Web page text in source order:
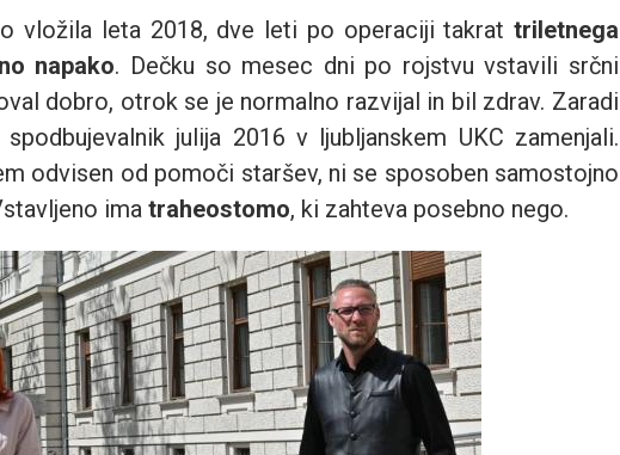
vložila leta 2018, dve leti po operaciji takrat triletnega
napako. Dečku so mesec dni po rojstvu vstavili srčni
dobro, otrok se je normalno razvijal in bil zdrav. Zaradi
julija 2016 v ljubljanskem UKC zamenjali.
odvisen od pomoči staršev, ni se sposoben samostojno
ima traheostomo, ki zahteva posebno nego.